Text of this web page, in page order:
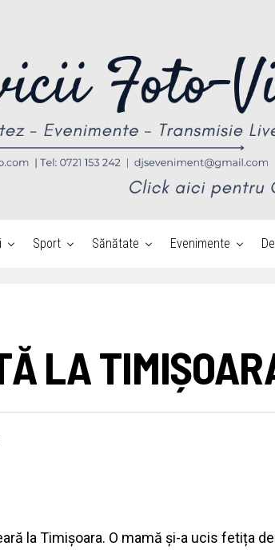
Sport Sănătate Evenimente
LA
la Timișoara. O mamă și-a ucis fetița de